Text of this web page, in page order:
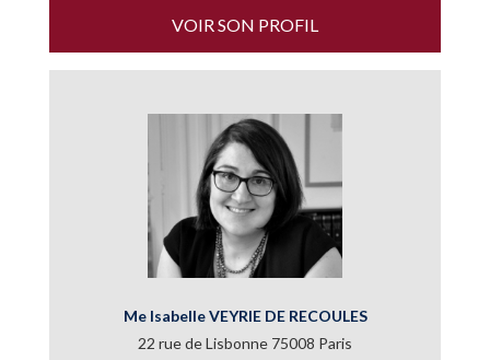
VOIR SON PROFIL
Me Isabelle VEYRIE DE RECOULES
22 rue de Lisbonne 75008 Paris